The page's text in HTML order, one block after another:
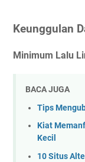
Keunggulan
Minimum Lalu
BACA JUGA
Tips
Kiat
Kecil
10 Situs